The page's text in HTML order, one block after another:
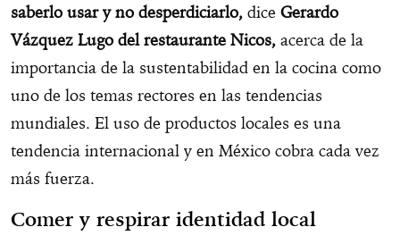
saberlo usar y no desperdiciarlo, dice Gerardo
Vázquez Lugo del restaurante Nicos, acerca de la
importancia de la sustentabilidad en la cocina como
uno de los temas rectores en las tendencias
mundiales. El uso de productos locales es una
tendencia internacional y en México cobra cada vez
más fuerza.
Comer y respirar identidad local